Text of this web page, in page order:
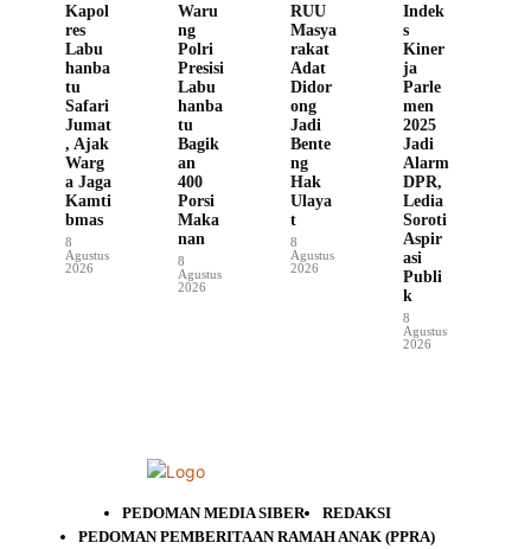
Kapol
res
Labu
hanba
tu
Safari
Jumat
, Ajak
Warg
a Jaga
Kamti
bmas
8
Agustus
2026
Waru
ng
Polri
Presisi
Labu
hanba
tu
Bagik
an
400
Porsi
Maka
nan
8
Agustus
2026
RUU
Masya
rakat
Adat
Didor
ong
Jadi
Bente
ng
Hak
Ulaya
t
8
Agustus
2026
Indek
s
Kiner
ja
Parle
men
2025
Jadi
Alarm
DPR,
Ledia
Soroti
Aspir
asi
Publi
k
8
Agustus
2026
PEDOMAN MEDIA SIBER
REDAKSI
PEDOMAN PEMBERITAAN RAMAH ANAK (PPRA)